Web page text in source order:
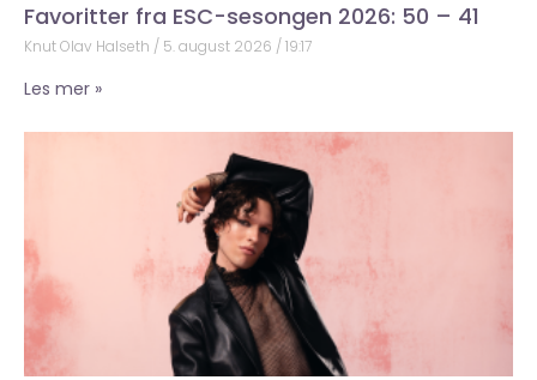
Favoritter fra ESC-sesongen 2026: 50 – 41
Knut Olav Halseth 5. august 2026 19:17
Les mer »